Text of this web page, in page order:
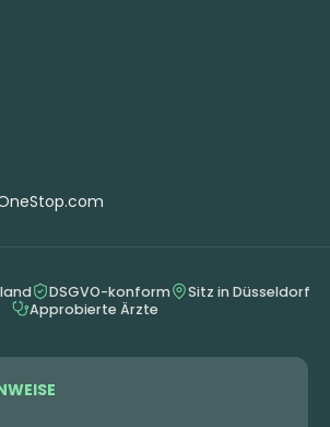
DSGVO-konform
Sitz in Düsseldorf
Approbierte Ärzte